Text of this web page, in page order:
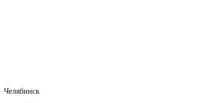
Челябинск